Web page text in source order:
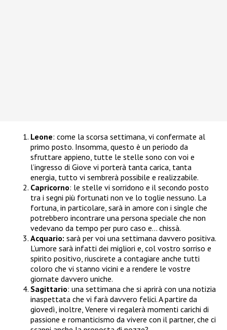
Leone: come la scorsa settimana, vi confermate al
primo posto. Insomma, questo è un periodo da
sfruttare appieno, tutte le stelle sono con voi e
l’ingresso di Giove vi porterà tanta carica, tanta
energia, tutto vi sembrerà possibile e realizzabile.
Capricorno: le stelle vi sorridono e il secondo posto
tra i segni più fortunati non ve lo toglie nessuno. La
fortuna, in particolare, sarà in amore con i single che
potrebbero incontrare una persona speciale che non
vedevano da tempo per puro caso e… chissà.
Acquario: sarà per voi una settimana davvero positiva.
L’umore sarà infatti dei migliori e, col vostro sorriso e
spirito positivo, riuscirete a contagiare anche tutti
coloro che vi stanno vicini e a rendere le vostre
giornate davvero uniche.
Sagittario: una settimana che si aprirà con una notizia
inaspettata che vi farà davvero felici. A partire da
giovedì, inoltre, Venere vi regalerà momenti carichi di
passione e romanticismo da vivere con il partner, che ci